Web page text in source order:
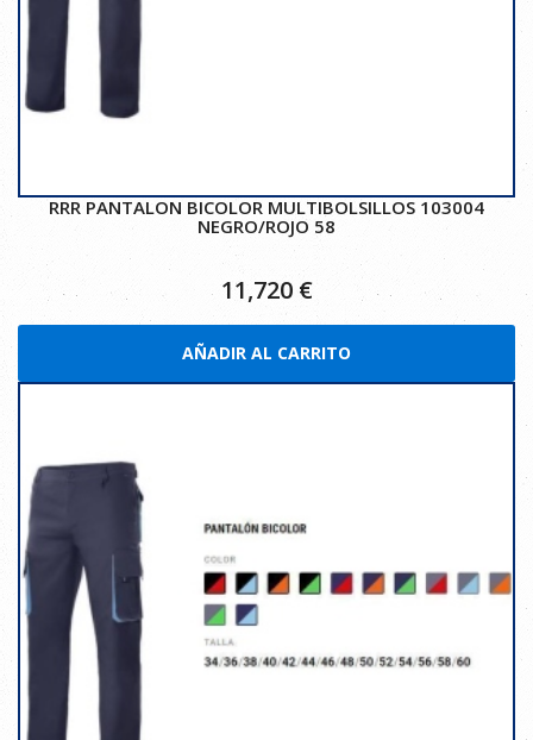
RRR PANTALON BICOLOR MULTIBOLSILLOS 103004
NEGRO/ROJO 58
11,720 €
AÑADIR AL CARRITO